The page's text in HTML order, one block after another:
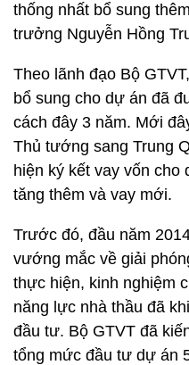
thống nhất bổ sung
trưởng Nguyễn Hồng
Theo lãnh đạo Bộ
bổ sung cho dự án đã
cách đây 3 năm. Mới
Thủ tướng sang Trung
hiện ký kết vay vốn cho
tăng thêm và vay mới.
Trước đó, đầu năm
vướng mắc về giải
thực hiện, kinh nghiệm
năng lực nhà thầu đã
đầu tư. Bộ GTVT đã
tổng mức đầu tư dự án